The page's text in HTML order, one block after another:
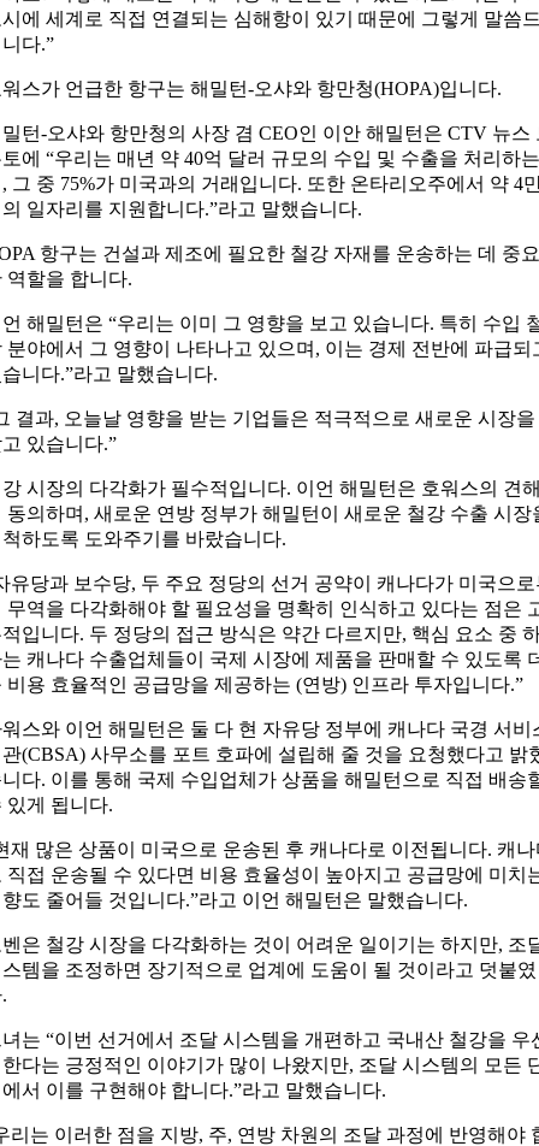
에 세계로 직접 연결되는 심해항이 있기 때문에 그렇게 말씀
다.”
스가 언급한 항구는 해밀턴-오샤와 항만청(HOPA)입니다.
턴-오샤와 항만청의 사장 겸 CEO인 이안 해밀턴은 CTV 뉴스
에 “우리는 매년 약 40억 달러 규모의 수입 및 수출을 처리하는
그 중 75%가 미국과의 거래입니다. 또한 온타리오주에서 약 4
일자리를 지원합니다.”라고 말했습니다.
항구는 건설과 제조에 필요한 철강 자재를 운송하는 데 중요
역할을 합니다.
해밀턴은 “우리는 이미 그 영향을 보고 있습니다. 특히 수입
분야에서 그 영향이 나타나고 있으며, 이는 경제 전반에 파급되
니다.”라고 말했습니다.
결과, 오늘날 영향을 받는 기업들은 적극적으로 새로운 시장을
있습니다.”
시장의 다각화가 필수적입니다. 이언 해밀턴은 호워스의 견
동의하며, 새로운 연방 정부가 해밀턴이 새로운 철강 수출 시장
하도록 도와주기를 바랐습니다.
유당과 보수당, 두 주요 정당의 선거 공약이 캐나다가 미국으로
무역을 다각화해야 할 필요성을 명확히 인식하고 있다는 점은
입니다. 두 정당의 접근 방식은 약간 다르지만, 핵심 요소 중
캐나다 수출업체들이 국제 시장에 제품을 판매할 수 있도록
비용 효율적인 공급망을 제공하는 (연방) 인프라 투자입니다.”
스와 이언 해밀턴은 둘 다 현 자유당 정부에 캐나다 국경 서비
(CBSA) 사무소를 포트 호파에 설립해 줄 것을 요청했다고 밝
다. 이를 통해 국제 수입업체가 상품을 해밀턴으로 직접 배송
있게 됩니다.
재 많은 상품이 미국으로 운송된 후 캐나다로 이전됩니다. 캐나
직접 운송될 수 있다면 비용 효율성이 높아지고 공급망에 미치
도 줄어들 것입니다.”라고 이언 해밀턴은 말했습니다.
은 철강 시장을 다각화하는 것이 어려운 일이기는 하지만, 조
템을 조정하면 장기적으로 업계에 도움이 될 것이라고 덧붙였
는 “이번 선거에서 조달 시스템을 개편하고 국내산 철강을 우
다는 긍정적인 이야기가 많이 나왔지만, 조달 시스템의 모든
서 이를 구현해야 합니다.”라고 말했습니다.
리는 이러한 점을 지방, 주, 연방 차원의 조달 과정에 반영해야